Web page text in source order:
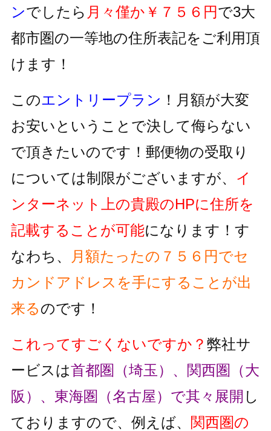
ンでしたら 月々僅か￥７５６円で3大
都市圏の一等地の住所表記をご利用頂
けます！
このエントリープラン ！月額が大変
お安いということで決して侮らない
で頂きたいのです！郵便物の受取り
については制限がございますが、 イ
ンターネット上の貴殿のHPに住所を
記載することが可能になります！す
なわち、
月額たったの７５６円でセ
カンドアドレスを手にすることが出
来るのです！
これってすごくないですか？ 弊社サ
ービスは首都圏（埼玉）、関西圏（大
阪）、東海圏（名古屋）で其々展開 し
ておりますので、例えば、 関西圏の